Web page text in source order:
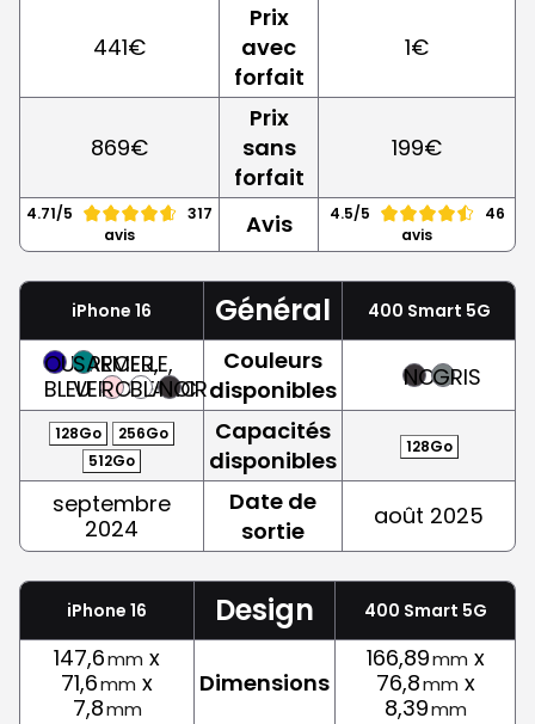
441€
Prix
avec
forfait
1€
869€
Prix
sans
forfait
199€
4.71/5
317
avis
Avis 4.5/5
46
avis
iPhone 16 Général 400 Smart 5G
OUTREMER,
BLEU
SARCELLE,
VERTROSEBLANC
NOIR
Couleurs
disponibles
NOIRGRIS
128Go
256Go
512Go
Capacités
disponibles
128Go
septembre
2024
Date de
sortie
août 2025
iPhone 16 Design 400 Smart 5G
147,6mm x
71,6mm x
7,8mm
Dimensions
166,89mm x
76,8mm x
8,39mm